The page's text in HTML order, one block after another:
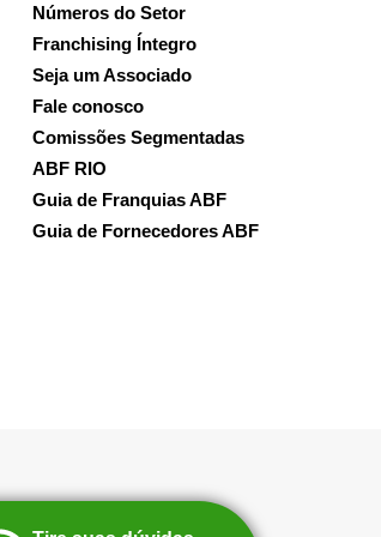
Números do Setor
Franchising Íntegro
Seja um Associado
Fale conosco
Comissões Segmentadas
ABF RIO
Guia de Franquias ABF
Guia de Fornecedores ABF